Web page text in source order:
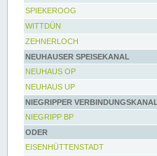
SPIEKEROOG
WITTDÜN
ZEHNERLOCH
NEUHAUSER SPEISEKANAL
NEUHAUS OP
NEUHAUS UP
NIEGRIPPER VERBINDUNGSKANAL
NIEGRIPP BP
ODER
EISENHÜTTENSTADT